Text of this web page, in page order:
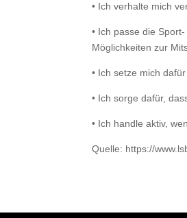
• Ich verhalte mich
• Ich passe die
Möglichkeiten zur
• Ich setze mich
• Ich sorge dafür,
• Ich handle aktiv,
Quelle: https://